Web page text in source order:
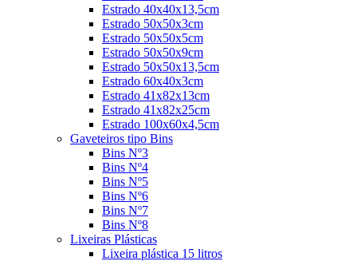
Estrado 40x40x13,5cm
Estrado 50x50x3cm
Estrado 50x50x5cm
Estrado 50x50x9cm
Estrado 50x50x13,5cm
Estrado 60x40x3cm
Estrado 41x82x13cm
Estrado 41x82x25cm
Estrado 100x60x4,5cm
Gaveteiros tipo Bins
Bins Nº3
Bins Nº4
Bins Nº5
Bins Nº6
Bins Nº7
Bins Nº8
Lixeiras Plásticas
Lixeira plástica 15 litros